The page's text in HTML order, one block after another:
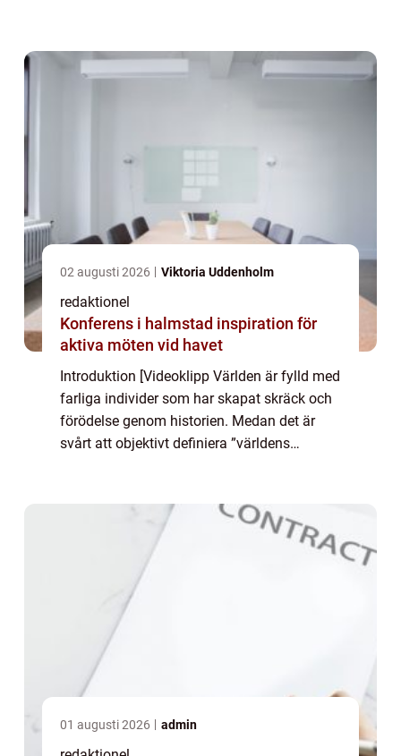
02 augusti 2026 Viktoria Uddenholm
redaktionel
Konferens i halmstad inspiration för
aktiva möten vid havet
Introduktion [Videoklipp Världen är fylld med
farliga individer som har skapat skräck och
förödelse genom historien. Medan det är
svårt att objektivt definiera ”världens
01 augusti 2026 admin